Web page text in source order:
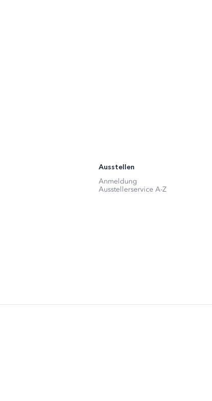
Ausstellen
Anmeldung
Ausstellerservice A-Z